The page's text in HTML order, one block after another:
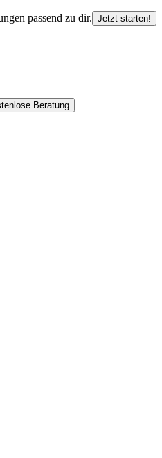
passend zu dir. Jetzt starten!
Beratung